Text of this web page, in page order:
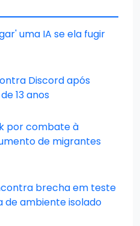
uma IA se ela fugir
Discord após
13 anos
por combate à
de migrantes
brecha em teste
de ambiente isolado